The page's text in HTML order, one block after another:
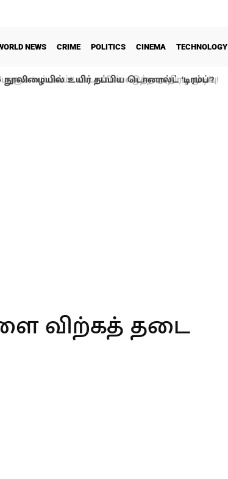
NEWS CRIME POLITICS CINEMA TECHNOLOGY
உயிர் தப்பிய டொனால்ட் ‘டிரம்ப்’?
விற்கத் தடை